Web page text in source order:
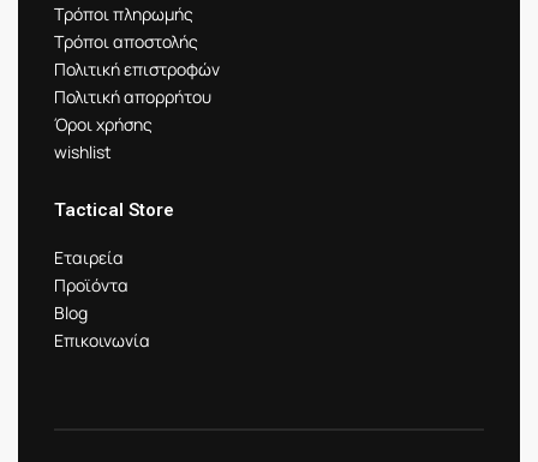
Τρόποι πληρωμής
Τρόποι αποστολής
Πολιτική επιστροφών
Πολιτική απορρήτου
Όροι χρήσης
wishlist
Tactical Store
Εταιρεία
Προϊόντα
Blog
Επικοινωνία